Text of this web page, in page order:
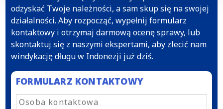
odzyskać Twoje należności, a sam skup się na swojej
działalności. Aby rozpocząć, wypełnij formularz
kontaktowy i otrzymaj darmową ocenę sprawy, lub
skontaktuj się z naszymi ekspertami, aby zlecić nam
windykację długu w Indonezji już dziś.
FORMULARZ KONTAKTOWY